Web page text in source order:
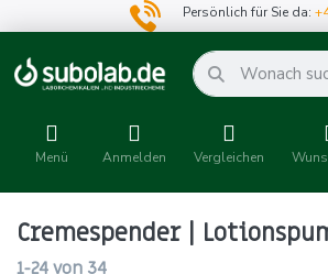
Persönlich für Sie da:
Menü Anmelden Vergleichen
Cremespender |
1-24von 34